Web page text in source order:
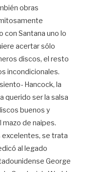
obras
con Santana uno lo
acertar sólo
discos, el resto
incondicionales.
Hancock, la
querido ser la salsa
buenos y
de naipes.
excelentes, se trata
al legado
George